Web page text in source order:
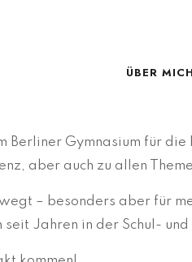
ÜBER MICH
Berliner Gymnasium für
aber auch zu allen
– besonders aber für
Jahren in der Schul-